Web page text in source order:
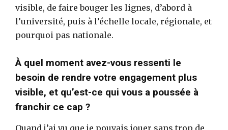
visible, de faire bouger les lignes, d’abord à
l’université, puis à l’échelle locale, régionale, et
pourquoi pas nationale.
À quel moment avez-vous ressenti le
besoin de rendre votre engagement plus
visible, et qu’est-ce qui vous a poussée à
franchir ce cap ?
Quand j’ai vu que je pouvais jouer sans trop de